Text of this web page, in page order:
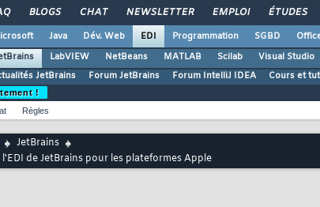
BLOGS CHAT NEWSLETTER EMPLOI ÉTUDES
Java Dév. Web EDI Programmation SGBD
LabVIEW NetBeans MATLAB Scilab Visual Studio
JetBrains
Forum JetBrains Forum IntelliJ IDEA Cours et
!
Règles
JetBrains
de JetBrains pour les plateformes Apple